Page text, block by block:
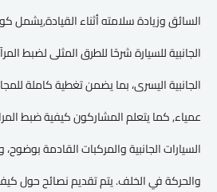
السائق وزيادة سلامته أثناء القيادة,يشمل
الجانبية للسيارة شرحًا للطرق المثلى لضبط
الجانبية اليسرى، بما يضمن تغطية كاملة
عمياء, كما يتعلم المشاركون كيفية ضبط
السيارات الجانبية والمركبات القادمة
والحركة في الخلف. يتم تقديم نصائح حول